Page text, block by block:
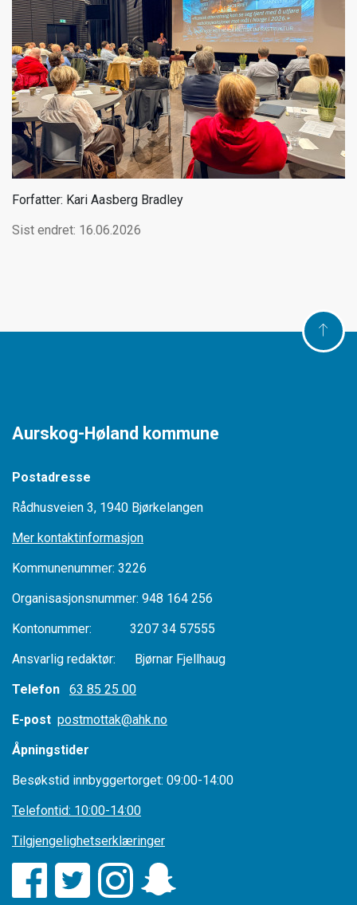
Forfatter: Kari Aasberg Bradley
Sist endret: 16.06.2026
Aurskog-Høland kommune
Postadresse
Rådhusveien 3, 1940 Bjørkelangen
Mer kontaktinformasjon
Kommunenummer: 3226
Organisasjonsnummer: 948 164 256
Kontonummer: 3207 34 57555
Ansvarlig redaktør: Bjørnar Fjellhaug
Telefon 63 85 25 00
E-post postmottak@ahk.no
Åpningstider
Besøkstid innbyggertorget: 09:00-14:00
Telefontid: 10:00-14:00
Tilgjengelighetserklæringer